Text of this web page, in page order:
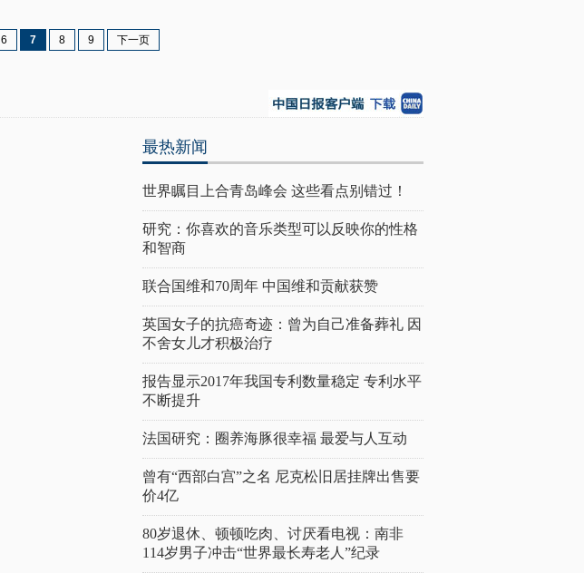
6 7 8 9 下一页
最热新闻
世界瞩目上合青岛峰会 这些看点别错过！
研究：你喜欢的音乐类型可以反映你的性格
和智商
联合国维和70周年 中国维和贡献获赞
英国女子的抗癌奇迹：曾为自己准备葬礼 因
不舍女儿才积极治疗
报告显示2017年我国专利数量稳定 专利水平
不断提升
法国研究：圈养海豚很幸福 最爱与人互动
曾有“西部白宫”之名 尼克松旧居挂牌出售要
价4亿
80岁退休、顿顿吃肉、讨厌看电视：南非
114岁男子冲击“世界最长寿老人”纪录